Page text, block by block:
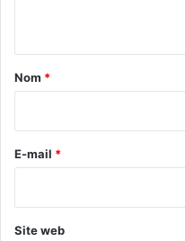
a
e
Nom *
E-mail *
Site web